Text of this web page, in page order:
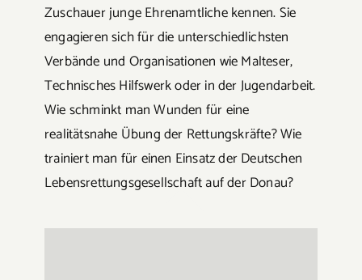
Zuschauer junge Ehrenamtliche kennen. Sie
engagieren sich für die unterschiedlichsten
Verbände und Organisationen wie Malteser,
Technisches Hilfswerk oder in der Jugendarbeit.
Wie schminkt man Wunden für eine
realitätsnahe Übung der Rettungskräfte? Wie
trainiert man für einen Einsatz der Deutschen
Lebensrettungsgesellschaft auf der Donau?